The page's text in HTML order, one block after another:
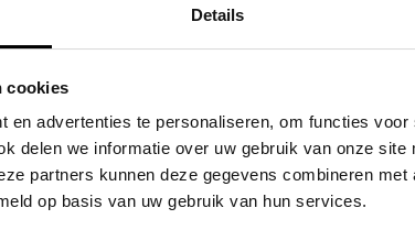
Details
cookies
en advertenties te personaliseren, om functies
delen we informatie over uw gebruik van onze
partners kunnen deze gegevens combineren
op basis van uw gebruik van hun services.
CRUISER J
Excl. btw
Incl. btw